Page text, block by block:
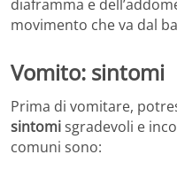
diaframma e
movimento che va dal
Vomito: sintomi
Prima di vomitare,
sintomisgradevoli e
comuni sono: